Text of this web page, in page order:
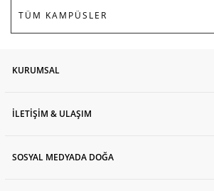
KURUMSAL
İLETİŞİM & ULAŞIM
SOSYAL MEDYADA DOĞA